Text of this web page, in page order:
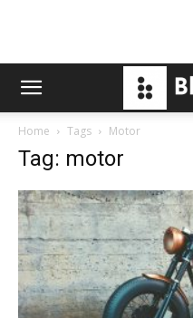
Home Tags Motor
Tag: motor